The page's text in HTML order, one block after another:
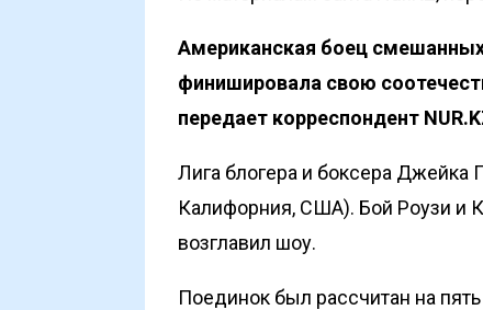
Американская боец
финишировала свою
передает корреспондент
Лига блогера и боксера Джейка
Калифорния, США). Бой Роузи и
возглавил шоу.
Поединок был рассчитан на